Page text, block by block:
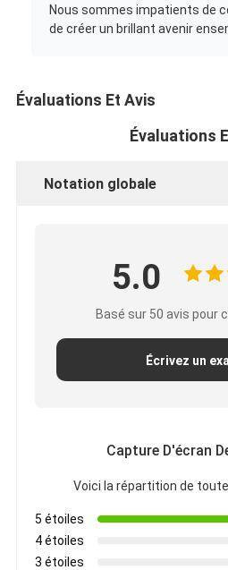
Nous sommes impatients de
de créer un brillant avenir
Évaluations Et Avis
Évaluations
Notation globale
5.0
Basé sur 50 avis pour
Écrivez un
Capture D'écran
Voici la répartition de
5 étoiles
4 étoiles
3 étoiles